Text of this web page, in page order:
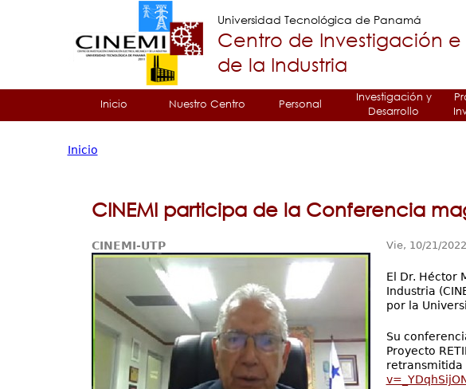
Universidad Tecnológica de Panamá
Centro de Investigación
de la Industria
Tropical
Principal
Inicio Nuestro Centro Personal
Investigación y
Desarrollo
está
Inicio
CINEMI participa de la Conferencia
CINEMI-UTP Vie, 10/21/2022
El Dr. Héctor
Industria
por la
Su
Proyecto
retransmitida